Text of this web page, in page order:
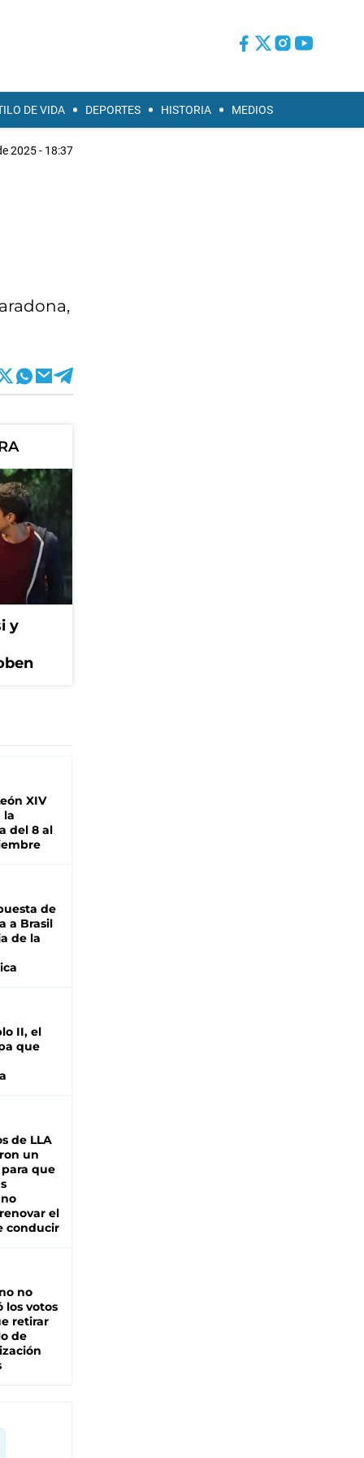
DE VIDA DEPORTES HISTORIA MEDIOS
2025 - 18:37
y
XIV
la
del 8 al
de
a Brasil
de la
II, el
que
de LLA
un
que
el
conducir
no
los votos
retirar
de